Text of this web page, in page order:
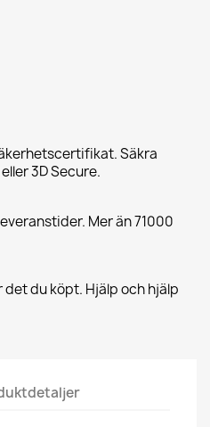
Säkra
3D Secure.
Mer än 71000
du köpt. Hjälp och hjälp